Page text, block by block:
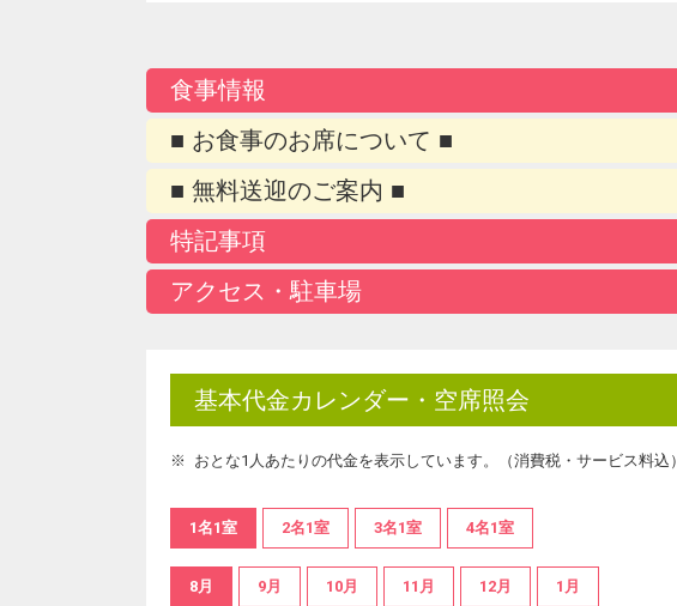
食事情報
■ お食事のお席について ■
■ 無料送迎のご案内 ■
特記事項
アクセス・駐車場
基本代金カレンダー・空席照会
おとな1人あたりの代金を表示しています。（消費税・サービス料込）
1名1室 2名1室 3名1室 4名1室
8月 9月 10月 11月 12月 1月